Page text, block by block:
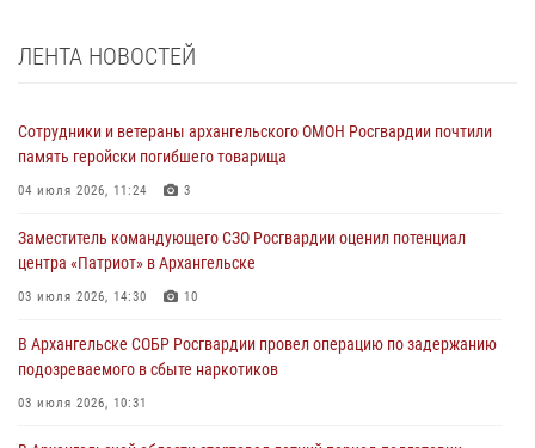
ЛЕНТА НОВОСТЕЙ
Сотрудники и ветераны архангельского ОМОН Росгвардии почтили
память геройски погибшего товарища
04 июля 2026, 11:24 3
Заместитель командующего СЗО Росгвардии оценил потенциал
центра «Патриот» в Архангельске
03 июля 2026, 14:30 10
В Архангельске СОБР Росгвардии провел операцию по задержанию
подозреваемого в сбыте наркотиков
03 июля 2026, 10:31